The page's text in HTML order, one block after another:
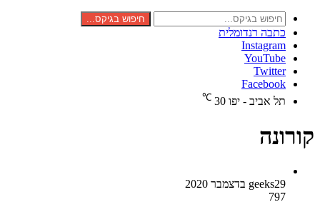
חיפוש בגיקס...
כתבה רנדומלית
Instagram
YouTube
Twitter
Facebook
תל אביב - יפו 30
℃
קורונה
geeks29 בדצמבר 2020
797